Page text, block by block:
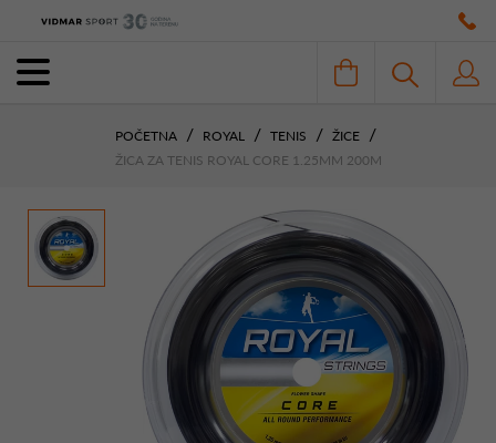
POČETNA ROYAL TENIS
ŽICE
ŽICA ZA TENIS ROYAL CORE 1.25MM 200M